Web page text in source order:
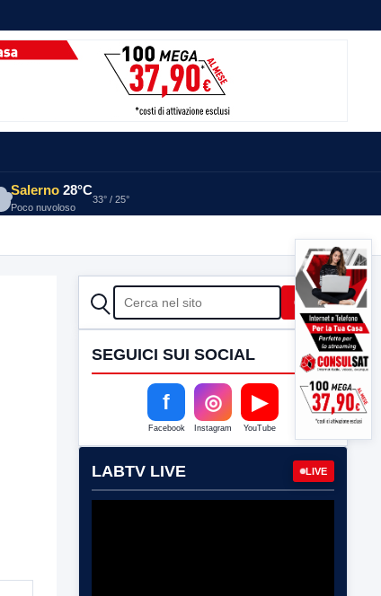
Salerno 28°C
Poco nuvoloso
33° / 25°
CERCA Cerca
SEGUICI SUI SOCIAL
f
Facebook
◎
Instagram
▶
YouTube
LABTV LIVE LIVE